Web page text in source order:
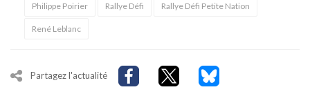
Philippe Poirier Rallye Défi Rallye Défi Petite Nation
René Leblanc
Partagez l'actualité